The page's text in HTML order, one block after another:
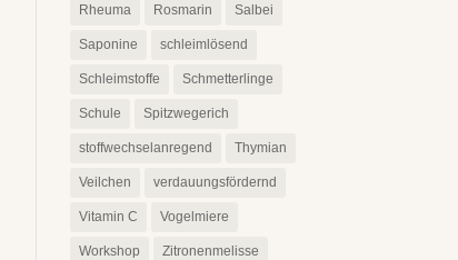
Rheuma Rosmarin Salbei
Saponine schleimlösend
Schleimstoffe Schmetterlinge
Schule Spitzwegerich
stoffwechselanregend Thymian
Veilchen verdauungsfördernd
Vitamin C Vogelmiere
Workshop Zitronenmelisse